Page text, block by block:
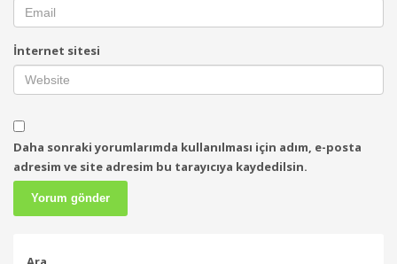
İnternet sitesi
Daha sonraki yorumlarımda kullanılması için adım, e-posta
adresim ve site adresim bu tarayıcıya kaydedilsin.